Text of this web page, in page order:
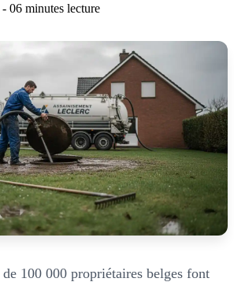
06 minutes lecture
100 000 propriétaires belges font